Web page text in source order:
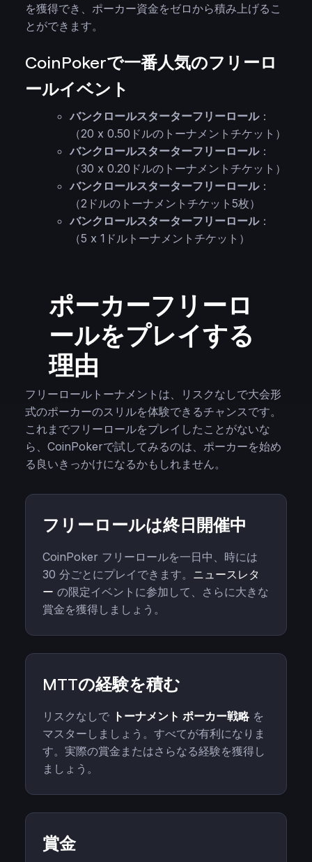
を獲得でき、ポーカー資金をゼロから積み上げるこ
とができます。
CoinPokerで一番人気のフリーロ
ールイベント
バンクロールスターターフリーロール：
（20 x 0.50ドルのトーナメントチケット）
バンクロールスターターフリーロール：
（30 x 0.20ドルのトーナメントチケット）
バンクロールスターターフリーロール：
（2ドルのトーナメントチケット5枚）
バンクロールスターターフリーロール：
（5 x 1ドルトーナメントチケット）
ポーカーフリーロ
ールをプレイする
理由
フリーロールトーナメントは、リスクなしで大会形
式のポーカーのスリルを体験できるチャンスです。
これまでフリーロールをプレイしたことがないな
ら、CoinPokerで試してみるのは、ポーカーを始め
る良いきっかけになるかもしれません。
フリーロールは終日開催中
CoinPoker フリーロールを一日中、時には
30 分ごとにプレイできます。 ニュースレタ
ー の限定イベントに参加して、さらに大きな
賞金を獲得しましょう。
MTTの経験を積む
リスクなしで トーナメント ポーカー戦略を
マスターしましょう。すべてが有利になりま
す。実際の賞金またはさらなる経験を獲得し
ましょう。
賞金